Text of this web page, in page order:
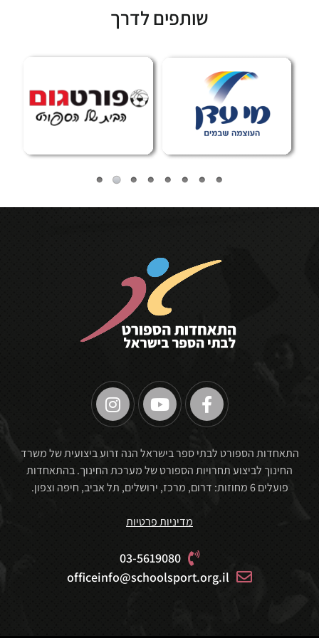
Subscribe
שותפים לדרך
התאחדות הספורט לבתי ספר בישראל הנה זרוע ביצועית של משרד
החינוך לביצוע תחרויות הספורט של מערכת החינוך. בהתאחדות
פועלים 6 מחוזות: דרום, מרכז, ירושלים, תל אביב, חיפה וצפון.
מדיניות פרטיות
03-5619080
officeinfo@schoolsport.org.il